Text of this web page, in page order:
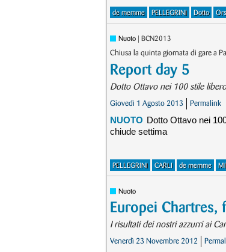
de memme PELLEGRINI Dotto
Nuoto | BCN2013
Chiusa la quinta giornata di gare a
Report day 5
Dotto Ottavo nei 100 stile
Giovedì 1 Agosto 2013 Permalink
NUOTO Dotto Ottavo nei
chiude settima
PELLEGRINI CARLI de memme
Nuoto
Europei Chartres,
I risultati dei nostri azzurri ai
Venerdì 23 Novembre 2012